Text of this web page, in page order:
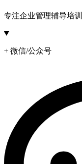
专注企业管理辅导培训
+ 微信/公众号